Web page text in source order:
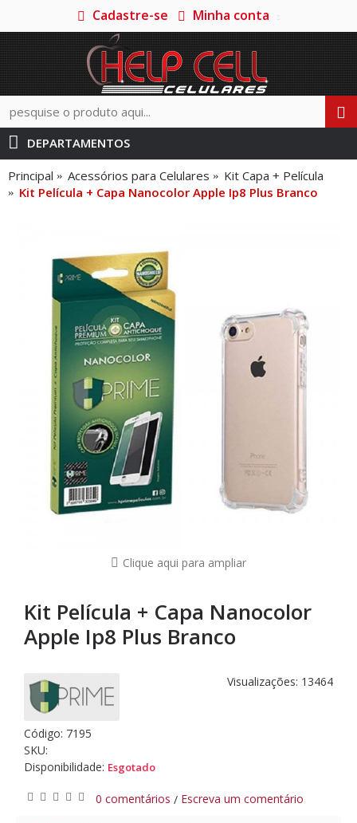
Cadastre-se Minha conta
DEPARTAMENTOS
Principal Acessórios para Celulares
Kit Capa + Película
Kit Película + Capa Nanocolor Apple Ip8 Plus Branco
Clique aqui para ampliar
Kit Película + Capa Nanocolor
Apple Ip8 Plus Branco
Visualizações: 13464
Código: 7195
SKU:
Disponibilidade: Esgotado
0 comentários / Escreva um comentário